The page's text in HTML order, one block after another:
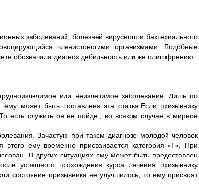
заболеваний, болезней вирусного и бактериального
членистоногими организмами. Подобные
обозначала диагноз дебильность или же олигофрению.
или неизлечимое заболевание. Лишь по
ему может быть поставлена эта статья.Если призывнику
есть служить он не пойдет, во всяком случае в мирное
Зачастую при таком диагнозе молодой человек
этого ему временно присваивается категория «Г». При
В других ситуациях ему может быть предоставлен
успешного прохождения курса лечения призывнику
состояние призывника не улучшилось, то ему присвоят